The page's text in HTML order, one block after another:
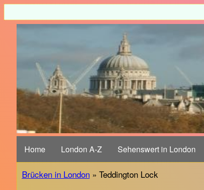
Home London A-Z Sehenswert in London
Brücken in London» Teddington Lock